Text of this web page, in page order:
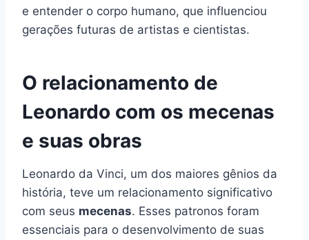
e entender o corpo humano, que influenciou
gerações futuras de artistas e cientistas.
O relacionamento de
Leonardo com os mecenas
e suas obras
Leonardo da Vinci, um dos maiores gênios da
história, teve um relacionamento significativo
com seus mecenas. Esses patronos foram
essenciais para o desenvolvimento de suas